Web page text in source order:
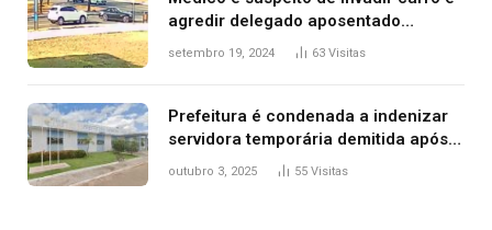
agredir delegado aposentado
durante confusão no trânsito
setembro 19, 2024 63 Visitas
Prefeitura é condenada a indenizar
servidora temporária demitida após
nascimento da filha
outubro 3, 2025 55 Visitas